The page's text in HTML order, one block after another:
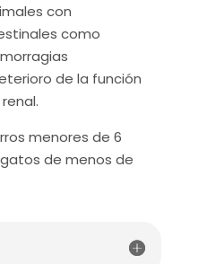
con
como
de la función
menores de 6
de menos de